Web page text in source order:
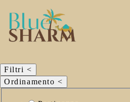
Filtri<
Ordinamento<